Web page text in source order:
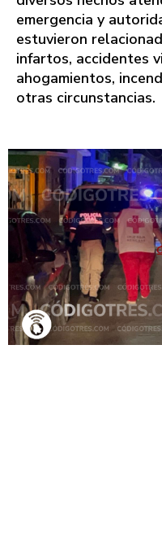
emergencia y
estuvieron
infartos, accidentes
ahogamientos,
otras circunstancias.